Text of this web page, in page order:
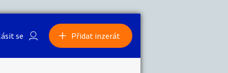
se Přidat inzerát
Sběratelství